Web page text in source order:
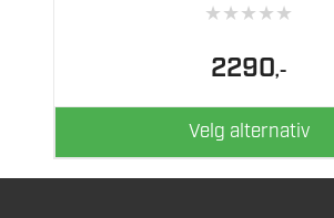
★★★★★
2290,-
Velg alternativ
produktsiden